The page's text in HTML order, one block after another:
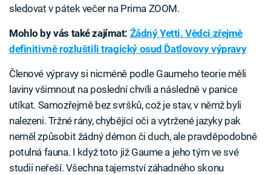
sledovat v pátek večer na Prima ZOOM.
Mohlo by vás také zajímat: Žádný Yetti. Vědci zřejmě
definitivně rozluštili tragický osud Ďatlovovy výpravy
Členové výpravy si nicméně podle Gaumeho teorie měli
laviny všimnout na poslední chvíli a následně v panice
utíkat. Samozřejmě bez svršků, což je stav, v němž byli
nalezeni. Tržné rány, chybějící oči a vytržené jazyky pak
neměl způsobit žádný démon či duch, ale pravděpodobně
potulná fauna. I když toto již Gaume a jeho tým ve své
studii neřeší. Všechna tajemství záhadného skonu